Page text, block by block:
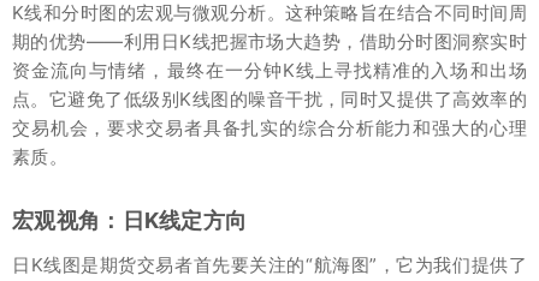
K线和分时图的宏观与微观分析。这种策略旨在结合不同时间周
期的优势——利用日K线把握市场大趋势，借助分时图洞察实时
资金流向与情绪，最终在一分钟K线上寻找精准的入场和出场
点。它避免了低级别K线图的噪音干扰，同时又提供了高效率的
交易机会，要求交易者具备扎实的综合分析能力和强大的心理
素质。
宏观视角：日K线定方向
日K线图是期货交易者首先要关注的“航海图”，它为我们提供了